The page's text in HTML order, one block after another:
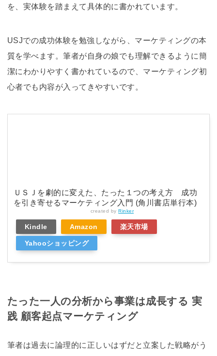
を、実体験を踏まえて具体的に書かれています。
USJでの成功体験を勉強しながら、マーケティングの本
質を学べます。筆者が自身の娘でも理解できるように簡
潔にわかりやすく書かれているので、マーケティング初
心者でも内容が入ってきやすいです。
ＵＳＪを劇的に変えた、たった１つの考え方 成功
を引き寄せるマーケティング入門 (角川書店単行本)
created byRinker
Kindle Amazon 楽天市場
Yahooショッピング
たった一人の分析から事業は成長する 実
践 顧客起点マーケティング
筆者は過去に論理的に正しいはずだと立案した戦略がう